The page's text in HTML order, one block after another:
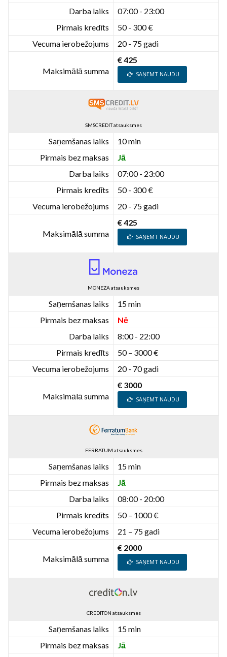
Darba laiks
07:00 - 23:00
Pirmais kredīts
50 - 300 €
Vecuma ierobežojums
20 - 75 gadi
Maksimālā summa
€ 425
SAŅEMT NAUDU
SMSCREDIT atsauksmes
Saņemšanas laiks
10 min
Pirmais bez maksas
Jā
Darba laiks
07:00 - 23:00
Pirmais kredīts
50 - 300 €
Vecuma ierobežojums
20 - 75 gadi
Maksimālā summa
€ 425
SAŅEMT NAUDU
MONEZA atsauksmes
Saņemšanas laiks
15 min
Pirmais bez maksas
Nē
Darba laiks
8:00 - 22:00
Pirmais kredīts
50 – 3000 €
Vecuma ierobežojums
20 - 70 gadi
Maksimālā summa
€ 3000
SAŅEMT NAUDU
FERRATUM atsauksmes
Saņemšanas laiks
15 min
Pirmais bez maksas
Jā
Darba laiks
08:00 - 20:00
Pirmais kredīts
50 – 1000 €
Vecuma ierobežojums
21 – 75 gadi
Maksimālā summa
€ 2000
SAŅEMT NAUDU
CREDITON atsauksmes
Saņemšanas laiks
15 min
Pirmais bez maksas
Jā